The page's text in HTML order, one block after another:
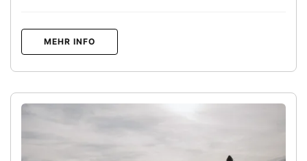
MEHR INFO